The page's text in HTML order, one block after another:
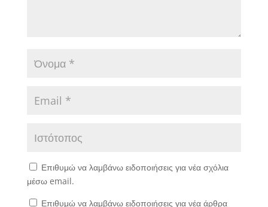
Επιθυμώ να λαμβάνω ειδοποιήσεις για νέα σχόλια
μέσω email.
Επιθυμώ να λαμβάνω ειδοποιήσεις για νέα άρθρα